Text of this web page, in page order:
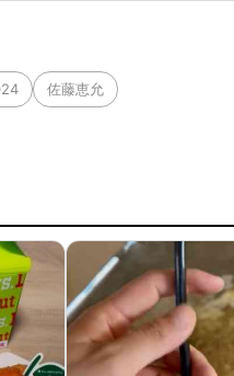
佐藤恵允